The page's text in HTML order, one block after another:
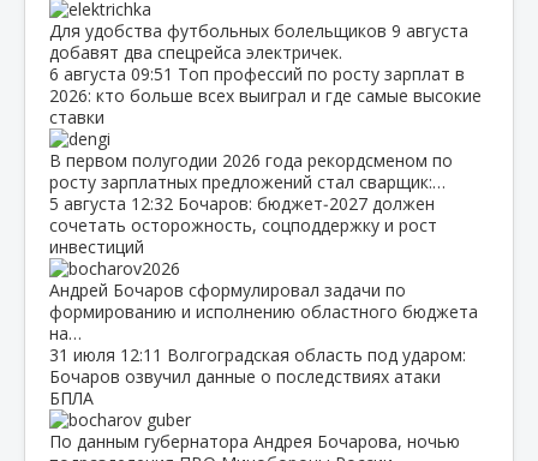
Для удобства футбольных болельщиков 9 августа
добавят два спецрейса электричек.
6 августа 09:51 Топ профессий по росту зарплат в
2026: кто больше всех выиграл и где самые высокие
ставки
В первом полугодии 2026 года рекордсменом по
росту зарплатных предложений стал сварщик:…
5 августа 12:32 Бочаров: бюджет‑2027 должен
сочетать осторожность, соцподдержку и рост
инвестиций
Андрей Бочаров сформулировал задачи по
формированию и исполнению областного бюджета
на…
31 июля 12:11 Волгоградская область под ударом:
Бочаров озвучил данные о последствиях атаки
БПЛА
По данным губернатора Андрея Бочарова, ночью